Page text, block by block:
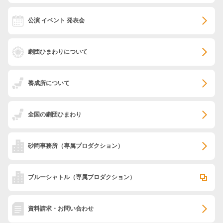
公演 イベント 発表会
劇団ひまわりについて
養成所について
全国の劇団ひまわり
砂岡事務所 （専属プロダクション）
ブルーシャトル（専属プロダクション）
資料請求・お問い合わせ